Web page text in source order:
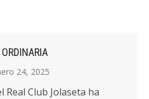
24, 2025
Real Club Jolaseta ha